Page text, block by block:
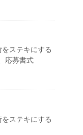
ステキにする
応募書式
ステキにする